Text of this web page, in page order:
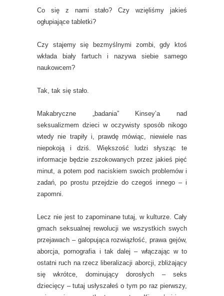
Co się z nami stało? Czy wzięliśmy jakieś
ogłupiające tabletki?
Czy stajemy się bezmyślnymi zombi, gdy ktoś
wkłada biały fartuch i nazywa siebie samego
naukowcem?
Tak, tak się stało.
Makabryczne „badania” Kinsey’a nad
seksualizmem dzieci w oczywisty sposób nikogo
wtedy nie trapiły i, prawdę mówiąc, niewiele nas
niepokoją i dziś. Większość ludzi słysząc te
informacje będzie zszokowanych przez jakieś pięć
minut, a potem pod naciskiem swoich problemów i
zadań, po prostu przejdzie do czegoś innego – i
zapomni.
Lecz nie jest to zapominane tutaj, w kulturze. Cały
gmach seksualnej rewolucji we wszystkich swych
przejawach – galopująca rozwiązłość, prawa gejów,
aborcja, pornografia i tak dalej – włączając w to
ostatni ruch na rzecz liberalizacji aborcji, zbliżający
się wkrótce, dominujący dorosłych – seks
dziecięcy – tutaj usłyszałeś o tym po raz pierwszy,